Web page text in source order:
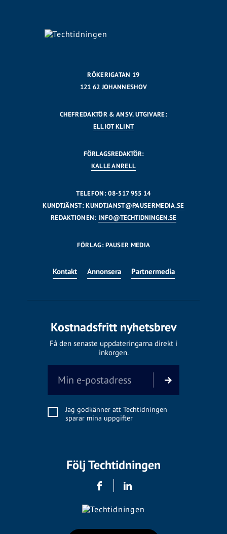
RÖKERIGATAN 19
121 62 JOHANNESHOV
CHEFREDAKTÖR & ANSV. UTGIVARE:
ELLIOT KLINT
FÖRLAGSREDAKTÖR:
KALLE ANRELL
TELEFON: 08-517 955 14
KUNDTJÄNST:KUNDTJANST@PAUSERMEDIA.SE
REDAKTIONEN: INFO@TECHTIDNINGEN.SE
FÖRLAG: PAUSER MEDIA
Kontakt Annonsera Partnermedia
Kostnadsfritt nyhetsbrev
Få den senaste uppdateringarna direkt i
inkorgen.
Jag godkänner att Techtidningen
sparar mina uppgifter
Följ Techtidningen